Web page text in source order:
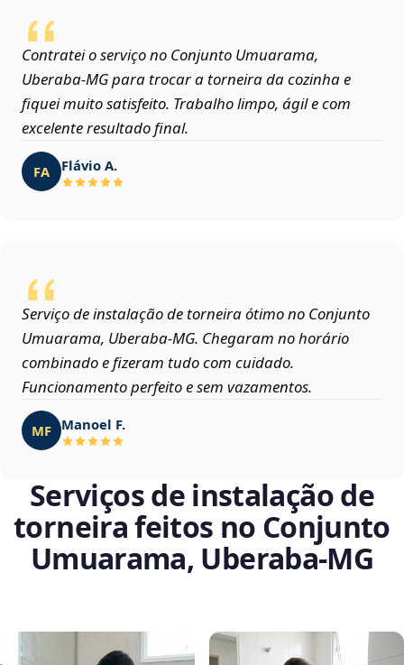
Contratei o serviço no Conjunto Umuarama,
Uberaba‑MG para trocar a torneira da cozinha e
fiquei muito satisfeito. Trabalho limpo, ágil e com
excelente resultado final.
FA Flávio A.
Serviço de instalação de torneira ótimo no Conjunto
Umuarama, Uberaba‑MG. Chegaram no horário
combinado e fizeram tudo com cuidado.
Funcionamento perfeito e sem vazamentos.
MF Manoel F.
Serviços de instalação de
torneira feitos no Conjunto
Umuarama, Uberaba‑MG